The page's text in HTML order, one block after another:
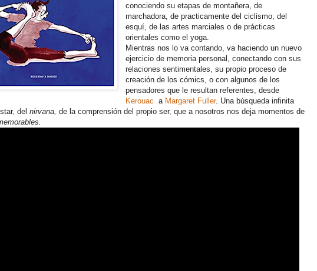
conociendo su etapas de montañera, de
marchadora, de practicamente del ciclismo, del
esquí, de las artes marciales o de prácticas
orientales como el yoga.
Mientras nos lo va contando, va haciendo un nuevo
ejercicio de memoria personal, conectando con sus
relaciones sentimentales, su propio proceso de
creación de los cómics, o con algunos de los
pensadores que le resultan referentes, desde
Kerouac a Margaret Fuller. Una búsqueda infinita
del nirvana, de la comprensión del propio ser, que a nosotros nos deja momentos de